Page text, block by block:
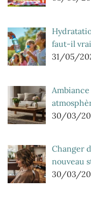
faut-il
31/05/
30/03/
Changer
nouveau
30/03/